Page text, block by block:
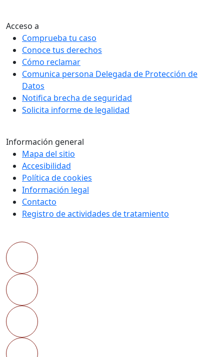
Acceso a
Comprueba tu caso
Conoce tus derechos
Cómo reclamar
Comunica persona Delegada de Protección de
Datos
Notifica brecha de seguridad
Solicita informe de legalidad
Información general
Mapa del sitio
Accesibilidad
Política de cookies
Información legal
Contacto
Registro de actividades de tratamiento